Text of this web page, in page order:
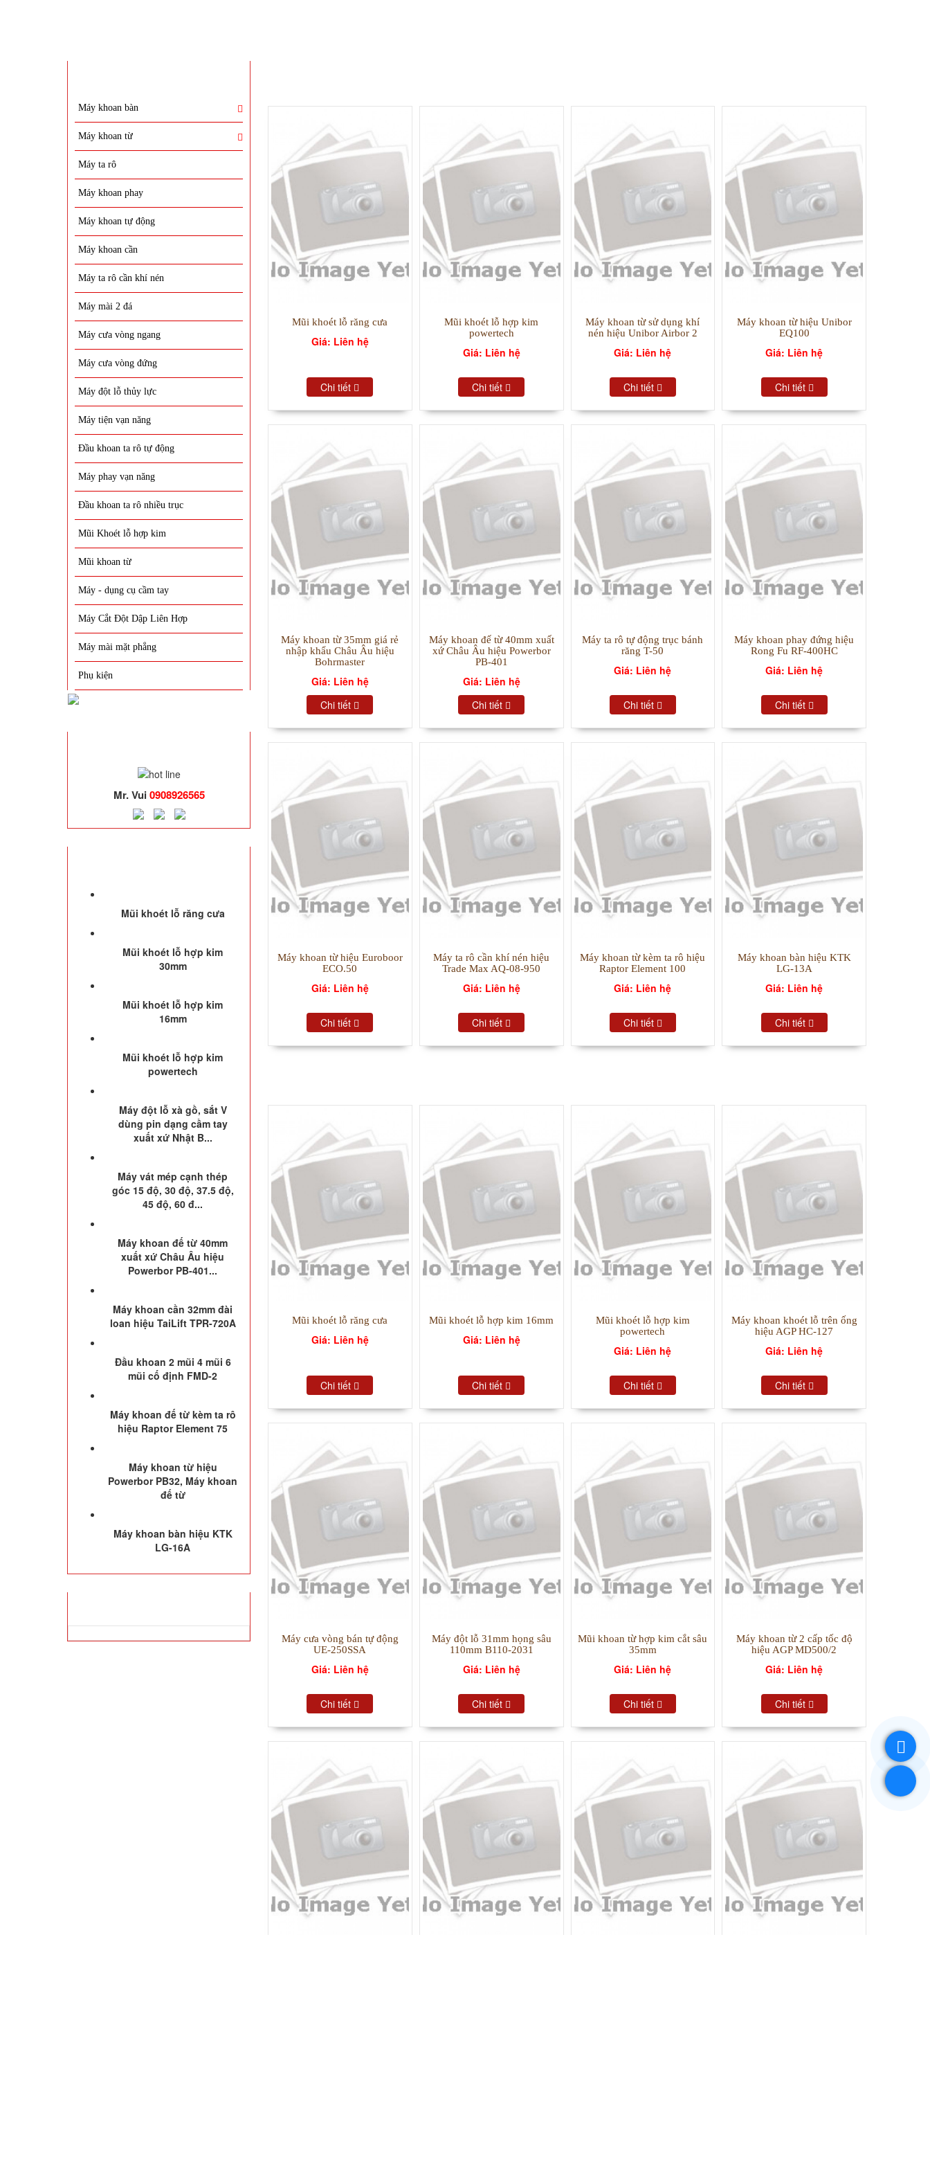
Máy khoan bàn
Máy khoan từ
Máy ta rô
Máy khoan phay
Máy khoan tự động
Máy khoan cần
Máy ta rô cần khí nén
Máy mài 2 đá
Máy cưa vòng ngang
Máy cưa vòng đứng
Máy đột lỗ thủy lực
Máy tiện vạn năng
Đầu khoan ta rô tự động
Máy phay vạn năng
Đầu khoan ta rô nhiều trục
Mũi Khoét lỗ hợp kim
Mũi khoan từ
Máy - dụng cụ cầm tay
Máy Cắt Đột Dập Liên Hợp
Máy mài mặt phẳng
Phụ kiện
Mr. Vui 0908926565
Mũi khoét lỗ răng cưa
Mũi khoét lỗ hợp kim
30mm
Mũi khoét lỗ hợp kim
16mm
Mũi khoét lỗ hợp kim
powertech
Máy đột lỗ xà gồ, sắt V
dùng pin dạng cầm tay
xuất xứ Nhật B...
Máy vát mép cạnh thép
góc 15 độ, 30 độ, 37.5 độ,
45 độ, 60 đ...
Máy khoan đế từ 40mm
xuất xứ Châu Âu hiệu
Powerbor PB-401...
Máy khoan cần 32mm đài
loan hiệu TaiLift TPR-720A
Đầu khoan 2 mũi 4 mũi 6
mũi cố định FMD-2
Máy khoan đế từ kèm ta rô
hiệu Raptor Element 75
Máy khoan từ hiệu
Powerbor PB32, Máy khoan
đế từ
Máy khoan bàn hiệu KTK
LG-16A
Mũi khoét lỗ răng cưa
Giá: Liên hệ
Chi tiết
Mũi khoét lỗ hợp kim
powertech
Giá: Liên hệ
Chi tiết
Máy khoan từ sử dụng khí
nén hiệu Unibor Airbor 2
Giá: Liên hệ
Chi tiết
Máy khoan từ hiệu Unibor
EQ100
Giá: Liên hệ
Chi tiết
Máy khoan từ 35mm giá rẻ
nhập khẩu Châu Âu hiệu
Bohrmaster
Giá: Liên hệ
Chi tiết
Máy khoan đế từ 40mm xuất
xứ Châu Âu hiệu Powerbor
PB-401
Giá: Liên hệ
Chi tiết
Máy ta rô tự động trục bánh
răng T-50
Giá: Liên hệ
Chi tiết
Máy khoan phay đứng hiệu
Rong Fu RF-400HC
Giá: Liên hệ
Chi tiết
Máy khoan từ hiệu Euroboor
ECO.50
Giá: Liên hệ
Chi tiết
Máy ta rô cần khí nén hiệu
Trade Max AQ-08-950
Giá: Liên hệ
Chi tiết
Máy khoan từ kèm ta rô hiệu
Raptor Element 100
Giá: Liên hệ
Chi tiết
Máy khoan bàn hiệu KTK
LG-13A
Giá: Liên hệ
Chi tiết
Mũi khoét lỗ răng cưa
Giá: Liên hệ
Chi tiết
Mũi khoét lỗ hợp kim 16mm
Giá: Liên hệ
Chi tiết
Mũi khoét lỗ hợp kim
powertech
Giá: Liên hệ
Chi tiết
Máy khoan khoét lỗ trên ống
hiệu AGP HC-127
Giá: Liên hệ
Chi tiết
Máy cưa vòng bán tự động
UE-250SSA
Giá: Liên hệ
Chi tiết
Máy đột lỗ 31mm họng sâu
110mm B110-2031
Giá: Liên hệ
Chi tiết
Mũi khoan từ hợp kim cắt sâu
35mm
Giá: Liên hệ
Chi tiết
Máy khoan từ 2 cấp tốc độ
hiệu AGP MD500/2
Giá: Liên hệ
Chi tiết